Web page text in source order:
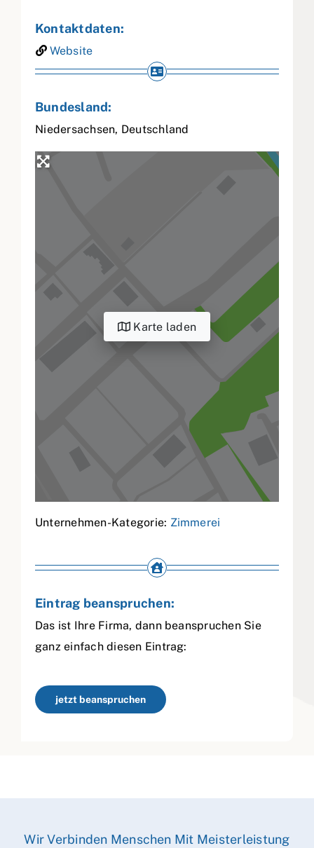
Kontaktdaten:
Website
Bundesland:
Niedersachsen, Deutschland
Karte laden
Unternehmen-Kategorie: Zimmerei
Eintrag beanspruchen:
Das ist Ihre Firma, dann beanspruchen Sie
ganz einfach diesen Eintrag:
jetzt beanspruchen
Wir Verbinden Menschen Mit Meisterleistung